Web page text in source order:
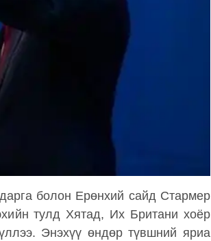
болон Ерөнхий сайд Стармер
тулд Хятад, Их Британи хоёр
Энэхүү өндөр түвшний яриа